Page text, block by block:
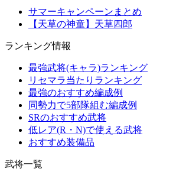
サマーキャンペーンまとめ
【天草の神童】天草四郎
ランキング情報
最強武将(キャラ)ランキング
リセマラ当たりランキング
最強のおすすめ編成例
同勢力で5部隊組む編成例
SRのおすすめ武将
低レア(R・N)で使える武将
おすすめ装備品
武将一覧